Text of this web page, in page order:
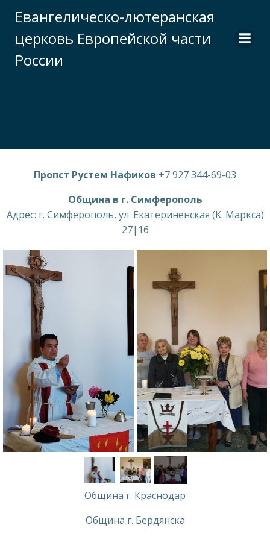
к
содержимому
Евангелическо-лютеранская
церковь Европейской части
России
Пропст Рустем Нафиков +7 927 344-69-03
Община в г. Симферополь
Адрес: г. Симферополь, ул. Екатериненская (К. Маркса)
27|16
Община г. Краснодар
Община г. Бердянска